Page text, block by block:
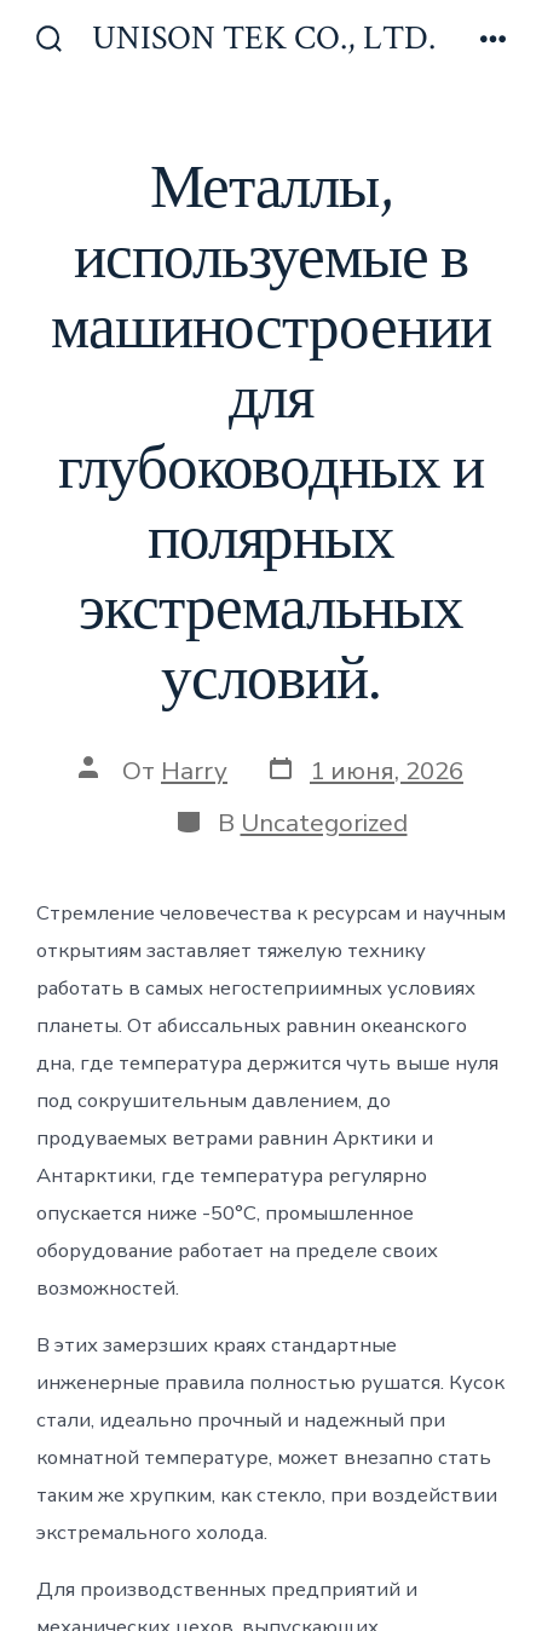
UNISON TEK CO., LTD.
Металлы,
используемые в
машиностроении
для
глубоководных и
полярных
экстремальных
условий.
Автор
От Harry Дата
записи
1 июня, 2026
Категории
В Uncategorized
Стремление человечества к ресурсам и научным
открытиям заставляет тяжелую технику
работать в самых негостеприимных условиях
планеты. От абиссальных равнин океанского
дна, где температура держится чуть выше нуля
под сокрушительным давлением, до
продуваемых ветрами равнин Арктики и
Антарктики, где температура регулярно
опускается ниже -50°C, промышленное
оборудование работает на пределе своих
возможностей.
В этих замерзших краях стандартные
инженерные правила полностью рушатся. Кусок
стали, идеально прочный и надежный при
комнатной температуре, может внезапно стать
таким же хрупким, как стекло, при воздействии
экстремального холода.
Для производственных предприятий и